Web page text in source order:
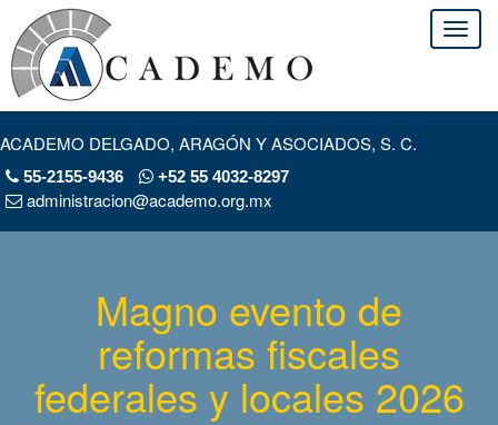
ACADEMO DELGADO, ARAGÓN Y ASOCIADOS, S. C.
55-2155-9436 +52 55 4032-8297
administracion@academo.org.mx
Magno evento de
reformas fiscales
federales y locales 2026